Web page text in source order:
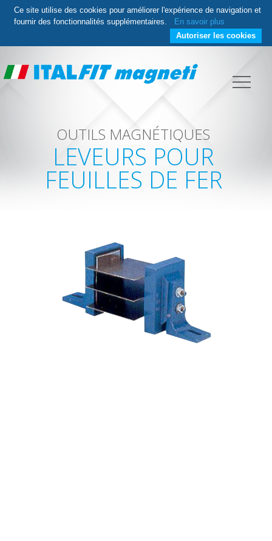
OUTILS MAGNÉTIQUES
LEVEURS POUR
FEUILLES DE FER
Ce site utilise des cookies pour améliorer l'expérience de navigation et
fournir des fonctionnalités supplémentaires.
En savoir plus
Autoriser les cookies